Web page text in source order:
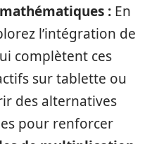
: En
l’intégration de
complètent ces
sur tablette ou
des alternatives
pour renforcer